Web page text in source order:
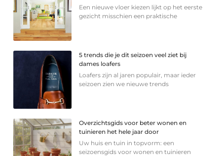
Een nieuwe vloer kiezen lijkt op het eerste
gezicht misschien een praktische
5 trends die je dit seizoen veel ziet bij
dames loafers
Loafers zijn al jaren populair, maar ieder
seizoen zien we nieuwe trends
Overzichtsgids voor beter wonen en
tuinieren het hele jaar door
Uw huis en tuin in topvorm: een
seizoensgids voor wonen en tuinieren